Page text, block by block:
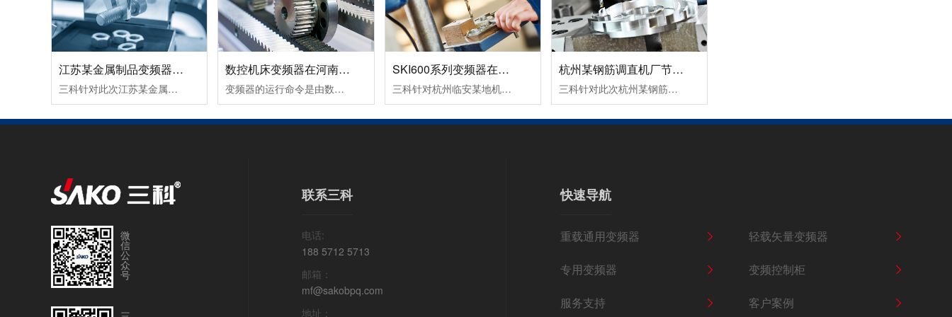
江苏某金属制品变频器节能改造案例！
三科针对此次江苏某金属制品变频器节能改造案例除了采用变频调速让电机达到理想工作转速外，在提高球磨机的研磨效率所取得的节能效果也很好。由于球磨机在设计时，都考虑到保证电动机的最大输出转矩，而实际生产过程中，往往达不到最大输出转矩，电动机处于轻载（不满载）工作状态，其功率因数和效率都较低。这时可通......
数控机床变频器在河南数控设备中的应用案例！
变频器的运行命令是由数控系列发出运行指令，一个正转命令FWD（S1输入），一个反转命令REV（S2输入）。频率信号是由数控系统输出转速信号S(0～10VDC），从变频器AI2端子输入频率指令即可改变频器的频率，从而改变电机的转速。变频器输出故障信号（R1A，R1C）到数控系统，变频器报故障代码时，使机床控制系统停止工作。
SKI600系列变频器在杭州临安某机械设备生产企业中的应用案例！
三科针对杭州临安某地机械设备生产企业设计了SKI600系列变频器在卧式木工带锯机上的应用所采取的设备加工工艺及控制方案：其工作过程为跑车工作台以一定的速度运行一段距离，此速度通常是慢速行进，由PLC给变频器启动和多段速信号，变频器带动跑车工作台电机以低速行进；当锯条进至木头大概5公分左右的位置后，PLC.....
杭州某钢筋调直机厂节能变频器改造案例！
三科针对此次杭州某钢筋调直机厂节能变频器改造案例中提出以下三个结论：1，降低设备启动电流，让电网电压更稳定，大大缓解了电源容量紧张传统钢筋调直机无变频器启动时的电流等于(4-7)倍额定电流，这样会对机电设备和供电电网造成严重的冲击，而且还会对电网容量要求过高。变频器具有上电电机检测、输入输出缺相保护......
微
信
公
众
号
联系三科
电话:
188 5712 5713
邮箱：
mf@sakobpq.com
地址：
快速导航
重载通用变频器 轻载矢量变频器
专用变频器 变频控制柜
服务支持 客户案例